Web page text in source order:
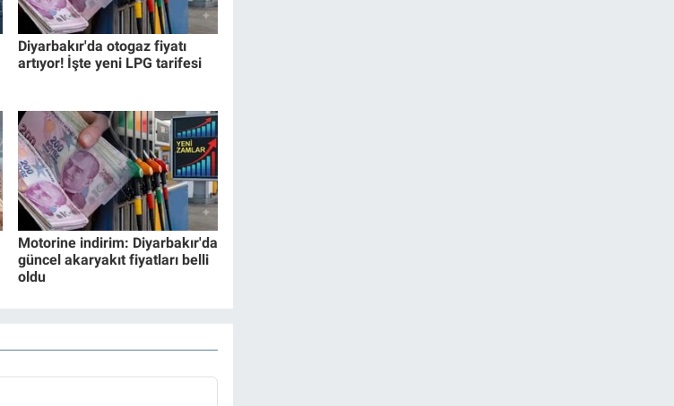
Diyarbakır'da otogaz fiyatı
artıyor! İşte yeni LPG tarifesi
Motorine indirim: Diyarbakır'da
güncel akaryakıt fiyatları belli
oldu